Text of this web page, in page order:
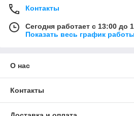
Контакты
Сегодня работает с 13:00 до
Показать весь график работы
О нас
Контакты